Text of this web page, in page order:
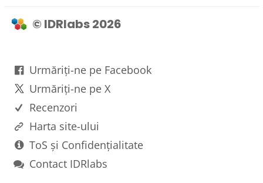
© IDRlabs 2026
Urmăriți-ne pe Facebook
Urmăriți-ne pe X
Recenzori
Harta site-ului
ToS și Confidențialitate
Contact IDRlabs